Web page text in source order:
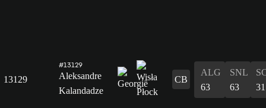
13129
#13129
Aleksandre
Kalandadze
CB
ALG
63
SNL
63
31